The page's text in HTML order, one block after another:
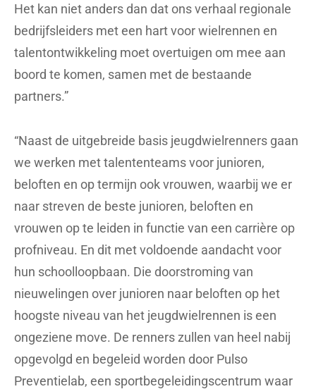
Het kan niet anders dan dat ons verhaal regionale
bedrijfsleiders met een hart voor wielrennen en
talentontwikkeling moet overtuigen om mee aan
boord te komen, samen met de bestaande
partners.”
“Naast de uitgebreide basis jeugdwielrenners gaan
we werken met talententeams voor junioren,
beloften en op termijn ook vrouwen, waarbij we er
naar streven de beste junioren, beloften en
vrouwen op te leiden in functie van een carrière op
profniveau. En dit met voldoende aandacht voor
hun schoolloopbaan. Die doorstroming van
nieuwelingen over junioren naar beloften op het
hoogste niveau van het jeugdwielrennen is een
ongeziene move. De renners zullen van heel nabij
opgevolgd en begeleid worden door Pulso
Preventielab, een sportbegeleidingscentrum waar